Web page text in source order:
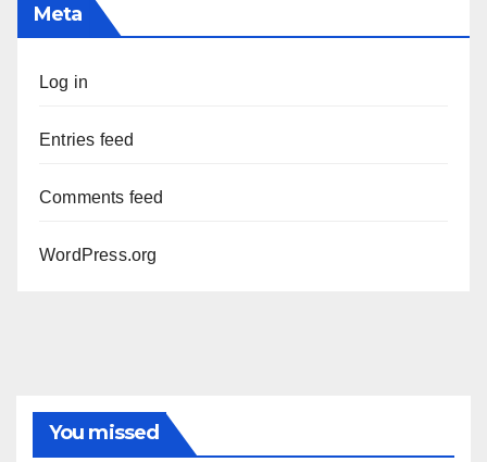
Meta
Log in
Entries feed
Comments feed
WordPress.org
You missed